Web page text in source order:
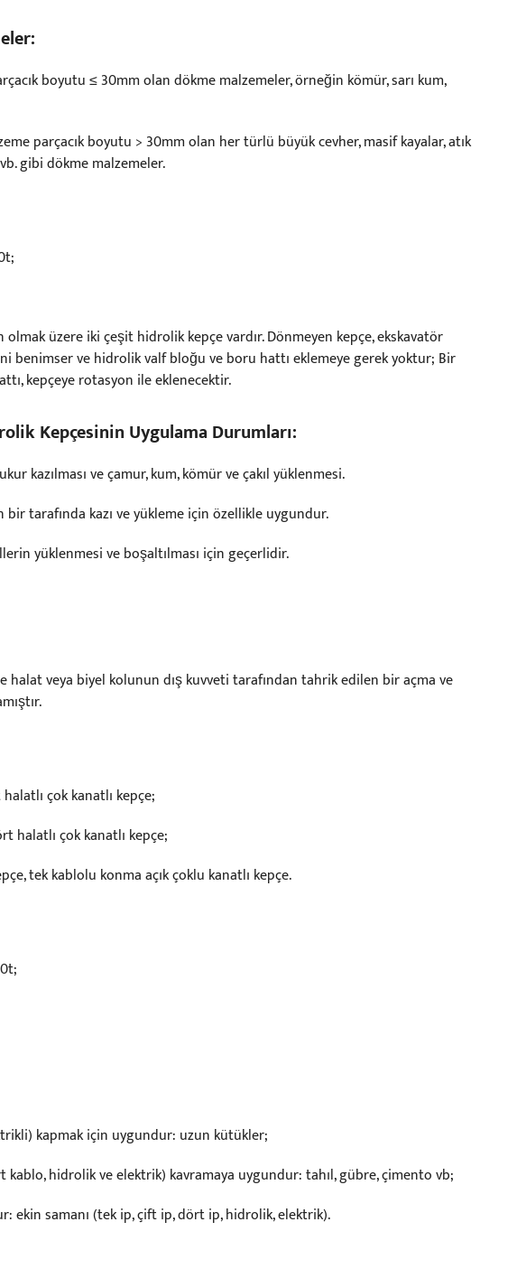
boyutu ≤ 30mm olan dökme malzemeler, örneğin kömür, sarı kum,
parçacık boyutu > 30mm olan her türlü büyük cevher, masif kayalar, atık
gibi dökme malzemeler.
üzere iki çeşit hidrolik kepçe vardır. Dönmeyen kepçe, ekskavatör
benimser ve hidrolik valf bloğu ve boru hattı eklemeye gerek yoktur; Bir
kepçeye rotasyon ile eklenecektir.
Kepçesinin Uygulama Durumları:
kazılması ve çamur, kum, kömür ve çakıl yüklenmesi.
bir tarafında kazı ve yükleme için özellikle uygundur.
yüklenmesi ve boşaltılması için geçerlidir.
halat veya biyel kolunun dış kuvveti tarafından tahrik edilen bir açma ve
çok kanatlı kepçe;
halatlı çok kanatlı kepçe;
tek kablolu konma açık çoklu kanatlı kepçe.
kapmak için uygundur: uzun kütükler;
hidrolik ve elektrik) kavramaya uygundur: tahıl, gübre, çimento vb;
ekin samanı (tek ip, çift ip, dört ip, hidrolik, elektrik).